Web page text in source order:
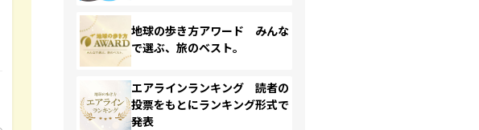
地球の歩き方アワード みんな
で選ぶ、旅のベスト。
エアラインランキング 読者の
投票をもとにランキング形式で
発表